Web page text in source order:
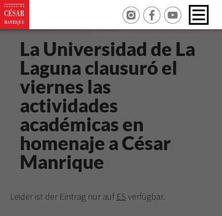
La Universidad de La
Laguna clausuró el
viernes las
actividades
académicas en
homenaje a César
Manrique
Leider ist der Eintrag nur auf ES verfügbar.